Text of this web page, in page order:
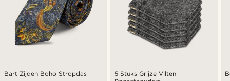
Bart Zijden Boho Stropdas
5 Stuks Grijze Vilten